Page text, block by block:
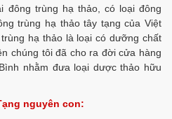
đông trùng hạ thảo, có loại đông
trùng hạ thảo tây tạng của Việt
hạ thảo là loại có dưỡng chất
chúng tôi đã cho ra đời cửa hàng
nhằm đưa loại dược thảo hữu
nguyên con: